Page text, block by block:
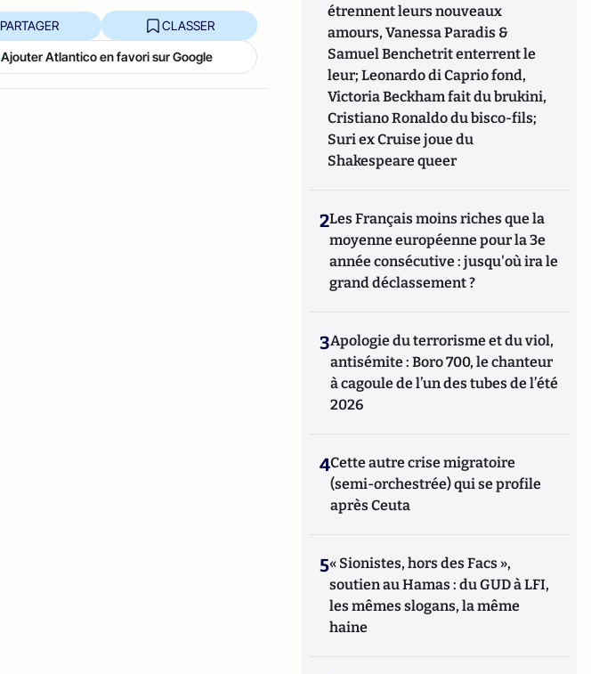
PARTAGER CLASSER
Ajouter Atlantico en favori sur Google
étrennent leurs nouveaux
amours, Vanessa Paradis &
Samuel Benchetrit enterrent le
leur; Leonardo di Caprio fond,
Victoria Beckham fait du brukini,
Cristiano Ronaldo du bisco-fils;
Suri ex Cruise joue du
Shakespeare queer
2Les Français moins riches que la
moyenne européenne pour la 3e
année consécutive : jusqu'où ira le
grand déclassement ?
3Apologie du terrorisme et du viol,
antisémite : Boro 700, le chanteur
à cagoule de l’un des tubes de l’été
2026
4Cette autre crise migratoire
(semi-orchestrée) qui se profile
après Ceuta
5« Sionistes, hors des Facs »,
soutien au Hamas : du GUD à LFI,
les mêmes slogans, la même
haine